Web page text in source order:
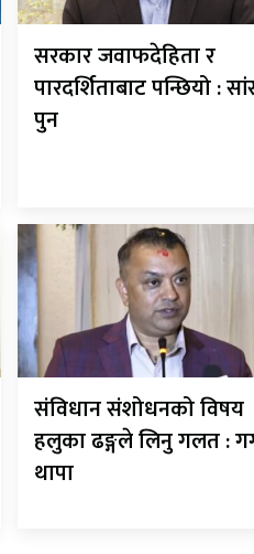
सरकार जवाफदेहिता र
पारदर्शिताबाट पन्छियो :
पुन
संविधान संशोधनको विषय
हलुका ढङ्गले लिनु गलत :
थापा